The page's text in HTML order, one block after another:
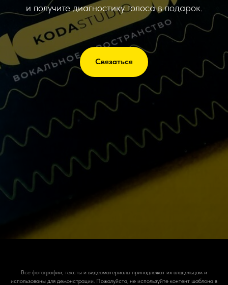
и получите диагностику голоса в подарок.
Связаться
Все фотографии, тексты и видеоматериалы принадлежат их владельцам и
использованы для демонстрации. Пожалуйста, не используйте контент шаблона в